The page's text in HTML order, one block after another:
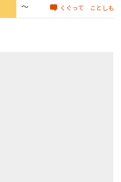
～
くぐって ことしも